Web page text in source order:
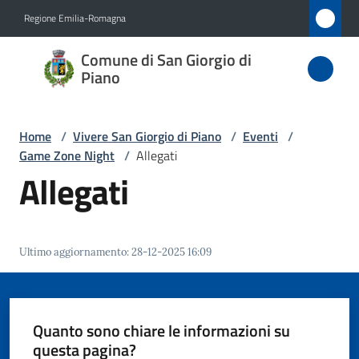
Regione Emilia-Romagna
Comune di San Giorgio di
Piano
Comune
di San
di Piano
Amministrazione
Vivere
San
Home / Vivere San Giorgio di Piano / Eventi /
Game Zone Night / Allegati
Allegati
Ultimo aggiornamento:28-12-2025 16:09
Quanto sono chiare le informazioni su
questa pagina?